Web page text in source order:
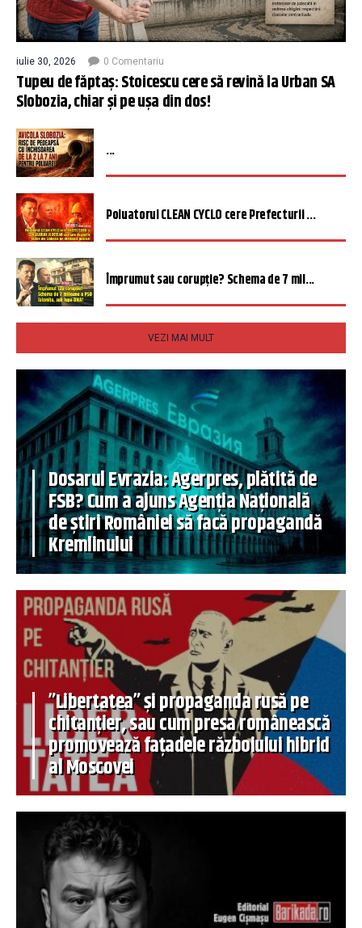
iulie 30, 2026 0 Comentariu
Tupeu de făptaș: Stoicescu cere să revină la Urban SA
Slobozia, chiar și pe ușa din dos!
...
Poluatorul CLEAN CYCLO cere Prefecturii ...
Împrumut sau corupție? Schema de 7 mil...
VEZI MAI MULT
Dosarul Evrazia: Agerpres, plătită de
FSB? Cum a ajuns Agenția Națională
de știri României să facă propagandă
Kremlinului
”Libertatea” și propaganda rusă pe
chitanțier, sau cum presa românească
promovează fațadele războiului hibrid
al Moscovei